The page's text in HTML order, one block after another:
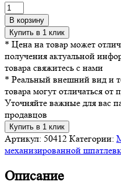
Количество
товара
Малярный
шпатель
Rollingdog
Titanium
6"
(152мм),
серия
Elite
В корзину
Купить в 1 клик
* Цена на товар может
получения актуальной
товара свяжитесь с нами
* Реальный внешний вид и
товара могут отличаться от
Уточняйте важные для вас
продавцов
Купить в 1 клик
Артикул: 50412 Категории:
механизированной
Описание